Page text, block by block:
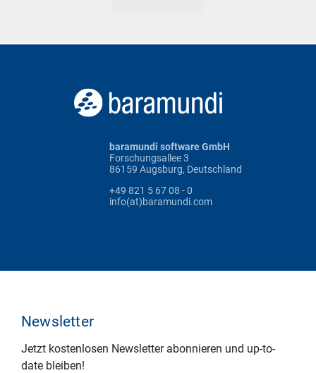
baramundi software GmbH
Forschungsallee 3
86159 Augsburg, Deutschland
+49 821 5 67 08 - 0
info(at)baramundi.com
Newsletter
Jetzt kostenlosen Newsletter abonnieren und up-to-
date bleiben!